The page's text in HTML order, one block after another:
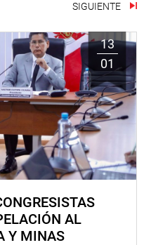
SIGUIENTE
13
01
AL
Y MINAS